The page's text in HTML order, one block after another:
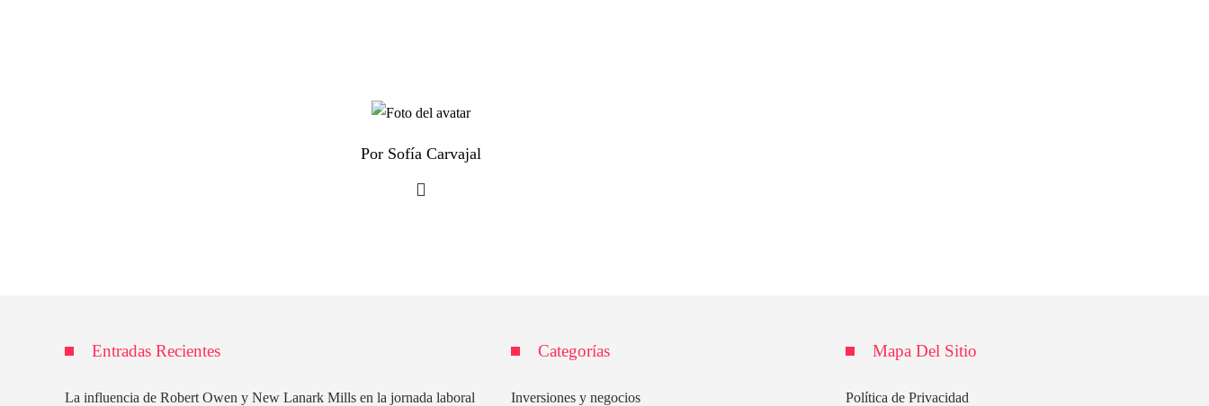
Por Sofía Carvajal
Entradas Recientes
La influencia de Robert Owen y New Lanark Mills en la jornada laboral
Categorías
Inversiones y negocios
Mapa Del Sitio
Política de Privacidad